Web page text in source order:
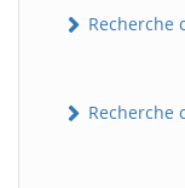
Recherche
Recherche